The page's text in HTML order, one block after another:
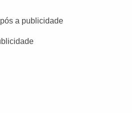
a publicidade